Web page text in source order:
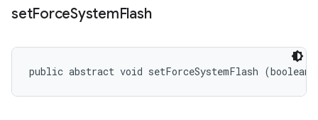
setForceSystemFlash
public abstract void setForceSystemFlash (boolean